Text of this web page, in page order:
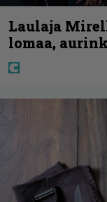
Laulaja
lomaa,